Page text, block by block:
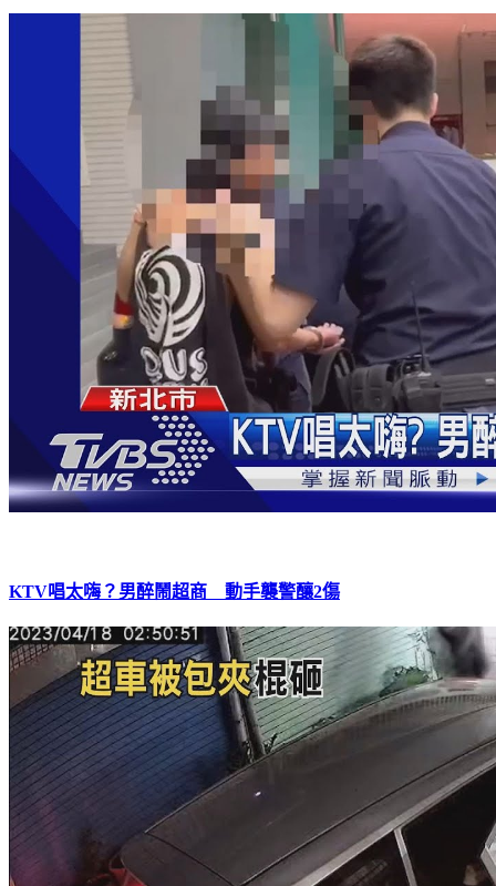
KTV唱太嗨？男醉鬧超商 動手襲警釀2傷